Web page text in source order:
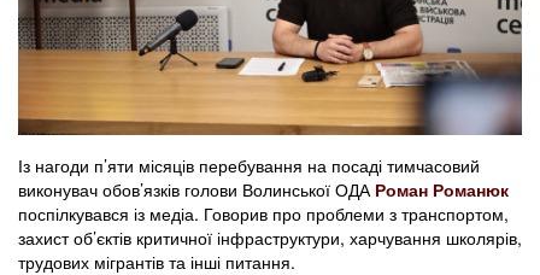
Із нагоди п’яти місяців перебування на посаді тимчасовий
виконувач обов’язків голови Волинської ОДА Роман Романюк
поспілкувався із медіа. Говорив про проблеми з транспортом,
захист об’єктів критичної інфраструктури, харчування школярів,
трудових мігрантів та інші питання.